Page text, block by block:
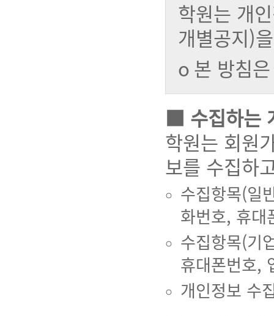
학원는 개
개별공지)
ο 본 방침
■ 수집하는
학원는 회원
보를 수집하
수집항목(일
화번호, 휴대
수집항목(기
휴대폰번호,
개인정보 수